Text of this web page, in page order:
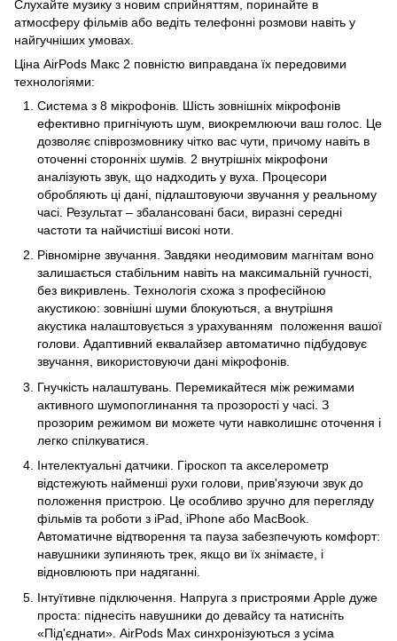
Слухайте музику з новим сприйняттям, поринайте в
атмосферу фільмів або ведіть телефонні розмови навіть у
найгучніших умовах.
Ціна AirPods Макс 2 повністю виправдана їх передовими
технологіями:
Система з 8 мікрофонів. Шість зовнішніх мікрофонів
ефективно пригнічують шум, виокремлюючи ваш голос. Це
дозволяє співрозмовнику чітко вас чути, причому навіть в
оточенні сторонніх шумів. 2 внутрішніх мікрофони
аналізують звук, що надходить у вуха. Процесори
обробляють ці дані, підлаштовуючи звучання у реальному
часі. Результат – збалансовані баси, виразні середні
частоти та найчистіші високі ноти.
Рівномірне звучання. Завдяки неодимовим магнітам воно
залишається стабільним навіть на максимальній гучності,
без викривлень. Технологія схожа з професійною
акустикою: зовнішні шуми блокуються, а внутрішня
акустика налаштовується з урахуванням положення вашої
голови. Адаптивний еквалайзер автоматично підбудовує
звучання, використовуючи дані мікрофонів.
Гнучкість налаштувань. Перемикайтеся між режимами
активного шумопоглинання та прозорості у часі. З
прозорим режимом ви можете чути навколишнє оточення і
легко спілкуватися.
Інтелектуальні датчики. Гіроскоп та акселерометр
відстежують найменші рухи голови, прив'язуючи звук до
положення пристрою. Це особливо зручно для перегляду
фільмів та роботи з iPad, iPhone або MacBook.
Автоматичне відтворення та пауза забезпечують комфорт:
навушники зупиняють трек, якщо ви їх знімаєте, і
відновлюють при надяганні.
Інтуїтивне підключення. Напруга з пристроями Apple дуже
проста: піднесіть навушники до девайсу та натисніть
«Під'єднати». AirPods Max синхронізуються з усіма